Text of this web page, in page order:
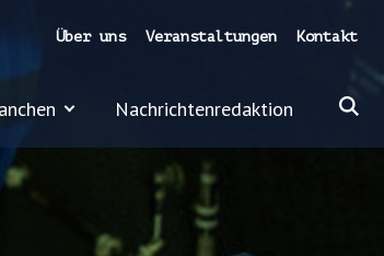
Nachrichtenredaktion
Über uns Veranstaltungen Kontakt